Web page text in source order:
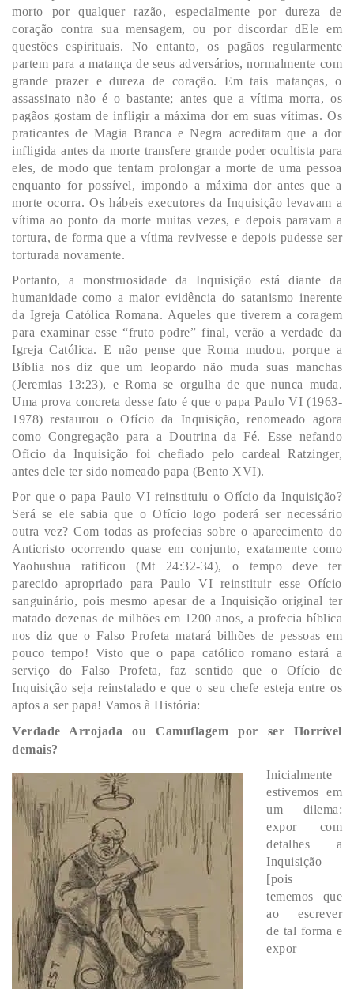
morto por qualquer razão, especialmente por dureza de
coração contra sua mensagem, ou por discordar dEle em
questões espirituais. No entanto, os pagãos regularmente
partem para a matança de seus adversários, normalmente com
grande prazer e dureza de coração. Em tais matanças, o
assassinato não é o bastante; antes que a vítima morra, os
pagãos gostam de infligir a máxima dor em suas vítimas. Os
praticantes de Magia Branca e Negra acreditam que a dor
infligida antes da morte transfere grande poder ocultista para
eles, de modo que tentam prolongar a morte de uma pessoa
enquanto for possível, impondo a máxima dor antes que a
morte ocorra. Os hábeis executores da Inquisição levavam a
vítima ao ponto da morte muitas vezes, e depois paravam a
tortura, de forma que a vítima revivesse e depois pudesse ser
torturada novamente.
Portanto, a monstruosidade da Inquisição está diante da
humanidade como a maior evidência do satanismo inerente
da Igreja Católica Romana. Aqueles que tiverem a coragem
para examinar esse “fruto podre” final, verão a verdade da
Igreja Católica. E não pense que Roma mudou, porque a
Bíblia nos diz que um leopardo não muda suas manchas
(Jeremias 13:23), e Roma se orgulha de que nunca muda.
Uma prova concreta desse fato é que o papa Paulo VI (1963-
1978) restaurou o Ofício da Inquisição, renomeado agora
como Congregação para a Doutrina da Fé. Esse nefando
Ofício da Inquisição foi chefiado pelo cardeal Ratzinger,
antes dele ter sido nomeado papa (Bento XVI).
Por que o papa Paulo VI reinstituiu o Ofício da Inquisição?
Será se ele sabia que o Ofício logo poderá ser necessário
outra vez? Com todas as profecias sobre o aparecimento do
Anticristo ocorrendo quase em conjunto, exatamente como
Yaohushua ratificou (Mt 24:32-34), o tempo deve ter
parecido apropriado para Paulo VI reinstituir esse Ofício
sanguinário, pois mesmo apesar de a Inquisição original ter
matado dezenas de milhões em 1200 anos, a profecia bíblica
nos diz que o Falso Profeta matará bilhões de pessoas em
pouco tempo! Visto que o papa católico romano estará a
serviço do Falso Profeta, faz sentido que o Ofício de
Inquisição seja reinstalado e que o seu chefe esteja entre os
aptos a ser papa! Vamos à História:
Verdade Arrojada ou Camuflagem por ser Horrível
demais?
Inicialmente
estivemos em
um dilema:
expor com
detalhes a
Inquisição
[pois
tememos que
ao escrever
de tal forma e
expor